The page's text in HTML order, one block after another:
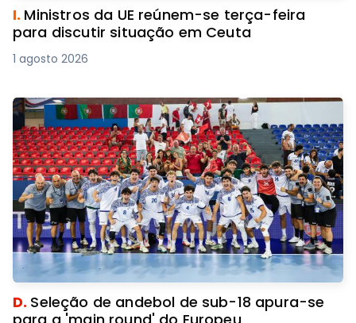
I. Ministros da UE reúnem-se terça-feira
para discutir situação em Ceuta
1 agosto 2026
D. Seleção de andebol de sub-18 apura-se